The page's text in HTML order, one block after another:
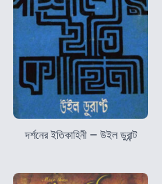
দর্শনের ইতিকাহিনী – উইল ডুরান্ট